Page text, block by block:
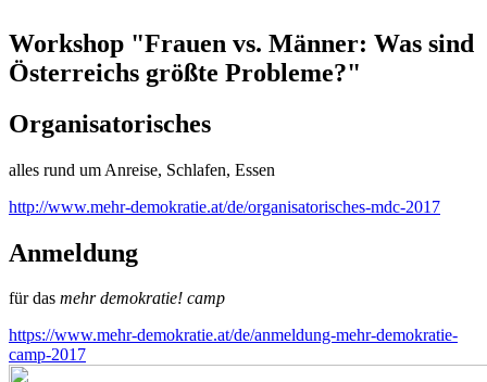
Workshop "Frauen vs. Männer: Was sind
Österreichs größte Probleme?"
Organisatorisches
alles rund um Anreise, Schlafen, Essen
http://www.mehr-demokratie.at/de/organisatorisches-mdc-2017
Anmeldung
für das mehr demokratie! camp
https://www.mehr-demokratie.at/de/anmeldung-mehr-demokratie-
camp-2017